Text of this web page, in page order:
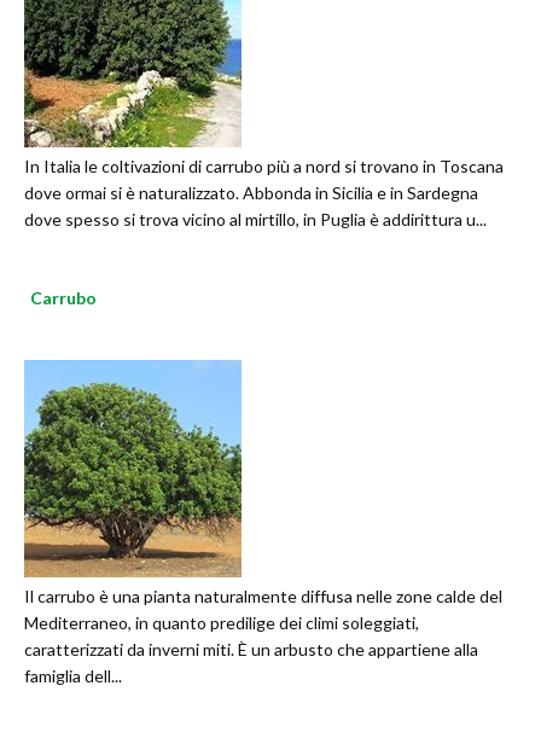
In Italia le coltivazioni di carrubo più a nord si trovano in Toscana
dove ormai si è naturalizzato. Abbonda in Sicilia e in Sardegna
dove spesso si trova vicino al mirtillo, in Puglia è addirittura u...
Carrubo
Il carrubo è una pianta naturalmente diffusa nelle zone calde del
Mediterraneo, in quanto predilige dei climi soleggiati,
caratterizzati da inverni miti. È un arbusto che appartiene alla
famiglia dell...